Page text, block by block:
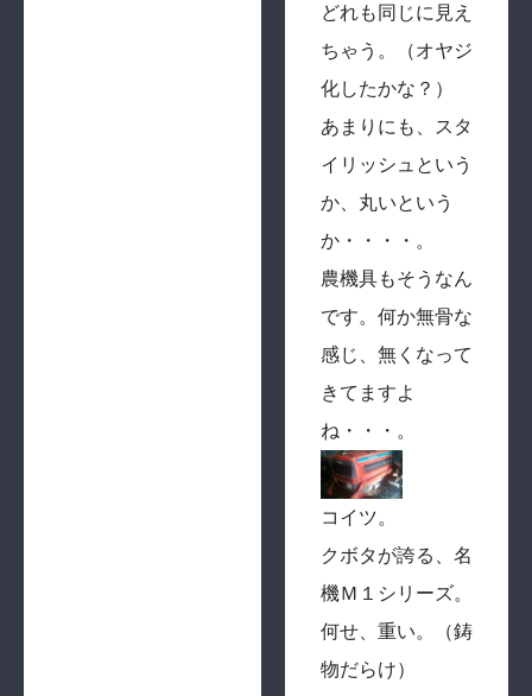
どれも同じに見え
ちゃう。（オヤジ
化したかな？）
あまりにも、スタ
イリッシュという
か、丸いという
か・・・・。
農機具もそうなん
です。何か無骨な
感じ、無くなって
きてますよ
ね・・・。
コイツ。
クボタが誇る、名
機Ｍ１シリーズ。
何せ、重い。（鋳
物だらけ）